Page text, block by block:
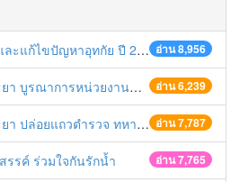
อ่าน 8,956
แก้ไขปัญหาอุทกัย ปี 2561
อ่าน 6,239
ดกับผู้ประกอบการร้านค้าที่ยังฝ่าฝืนตั้งร้านค้ารุกล้ำเขตพื้นที่ทางหลวง เตรียมความปลอดภัยก่อนเทศกาลสงกรานต์
อ่าน 7,787
ารถสาธารณะ สถานีขนส่งรถโดยสาร วินรถตู้ และสถานีรถไฟ เตรียมรับมือเทศกาลสงกรานต์
อ่าน 7,765
รรค์ ร่วมใจกันรักน้ำ